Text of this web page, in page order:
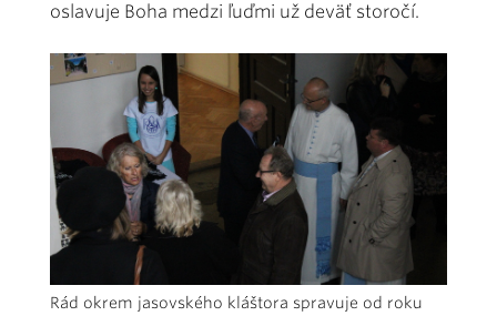
oslavuje Boha medzi ľuďmi už deväť storočí.
Rád okrem jasovského kláštora spravuje od roku